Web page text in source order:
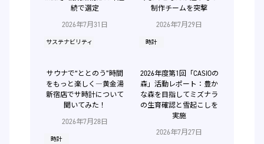
2026年7月31日
サステナビリティ
続で選定
2026年7月29日
時計
制作チームを突撃
2026年7月28日
時計
サウナで“ととのう”時間
をもっと楽しく―黄金湯
新宿店でサ時計について
聞いてみた！
2026年7月27日
2026年度第1回「CASIOの
森」活動レポート：豊か
な森を目指してミズナラ
の生育確認と雪起こしを
実施